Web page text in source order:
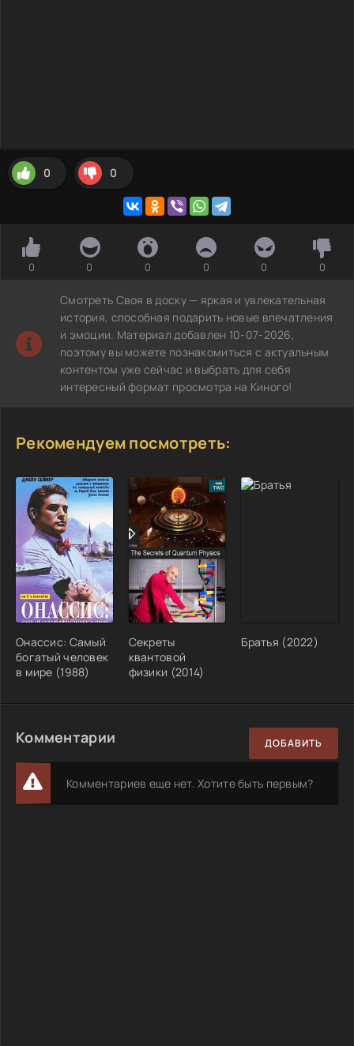
0 0
0 0 0 0 0 0
Смотреть Своя в доску — яркая и увлекательная
история, способная подарить новые впечатления
и эмоции. Материал добавлен 10-07-2026,
поэтому вы можете познакомиться с актуальным
контентом уже сейчас и выбрать для себя
интересный формат просмотра на Киного!
Рекомендуем посмотреть:
Онассис: Самый
богатый человек
в мире (1988)
Секреты
квантовой
физики (2014)
Братья (2022)
Комментарии ДОБАВИТЬ
Комментариев еще нет. Хотите быть первым?